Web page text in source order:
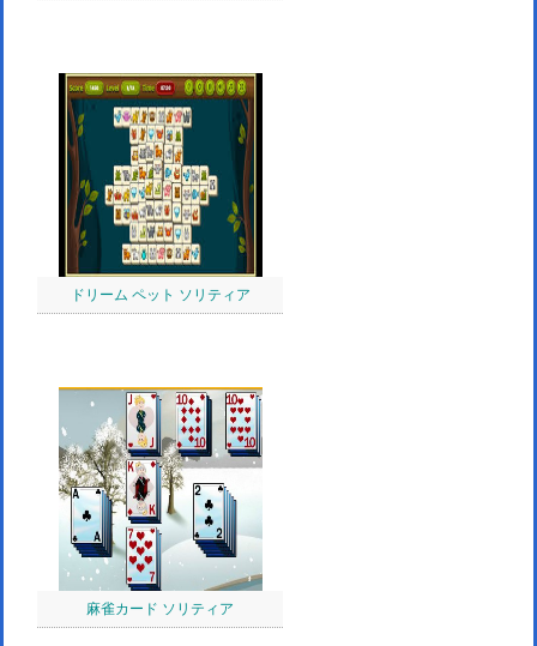
ドリーム ペット ソリティア
麻雀カード ソリティア